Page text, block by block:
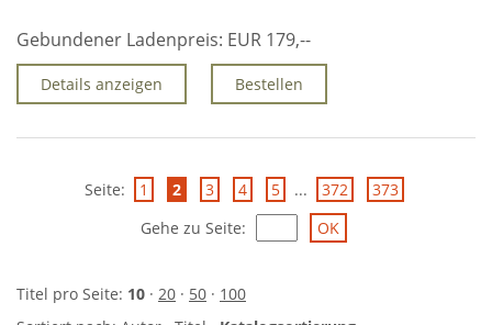
Gebundener Ladenpreis: EUR 179,--
Details anzeigen Bestellen
Seite: 1 2 3 4 5 ... 372
373
Gehe zu Seite:
Titel pro Seite: 10 · 20 · 50 · 100